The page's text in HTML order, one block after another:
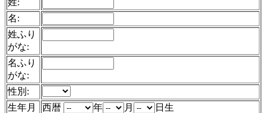
姓:
名:
姓ふり
がな:
名ふり
がな:
性別:
生年月
西暦 年 月 日生